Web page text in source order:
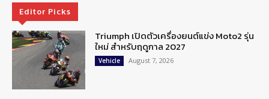
Editor Picks
Triumph เปิดตัวเครื่องยนต์แข่ง Moto2 รุ่น
ใหม่ สำหรับฤดูกาล 2027
Vehicle August 7, 2026